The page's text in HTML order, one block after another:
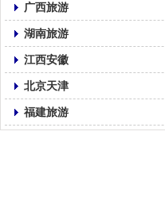
广西旅游
湖南旅游
江西安徽
北京天津
福建旅游